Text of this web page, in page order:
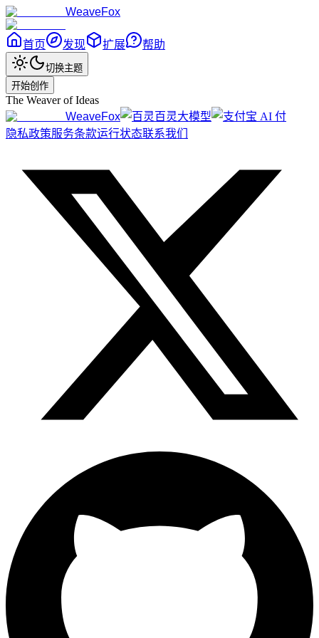
WeaveFox
首页 发现 扩展 帮助
切换主题
开始创作
The Weaver of Ideas
WeaveFox
百灵大模型
隐私政策服务条款运行状态联系我们